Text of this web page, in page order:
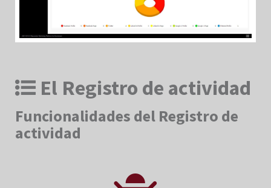
El Registro de actividad
Funcionalidades del Registro de
actividad